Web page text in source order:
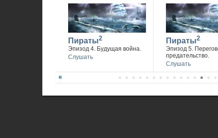
Пираты2
Эпизод 4. Будущая война.
Слушать
Пираты2
Эпизод 5.
предательство.
Слушать